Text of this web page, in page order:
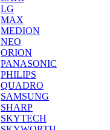
LG
MAX
MEDION
NEO
ORION
PANASONIC
PHILIPS
QUADRO
SAMSUNG
SHARP
SKYTECH